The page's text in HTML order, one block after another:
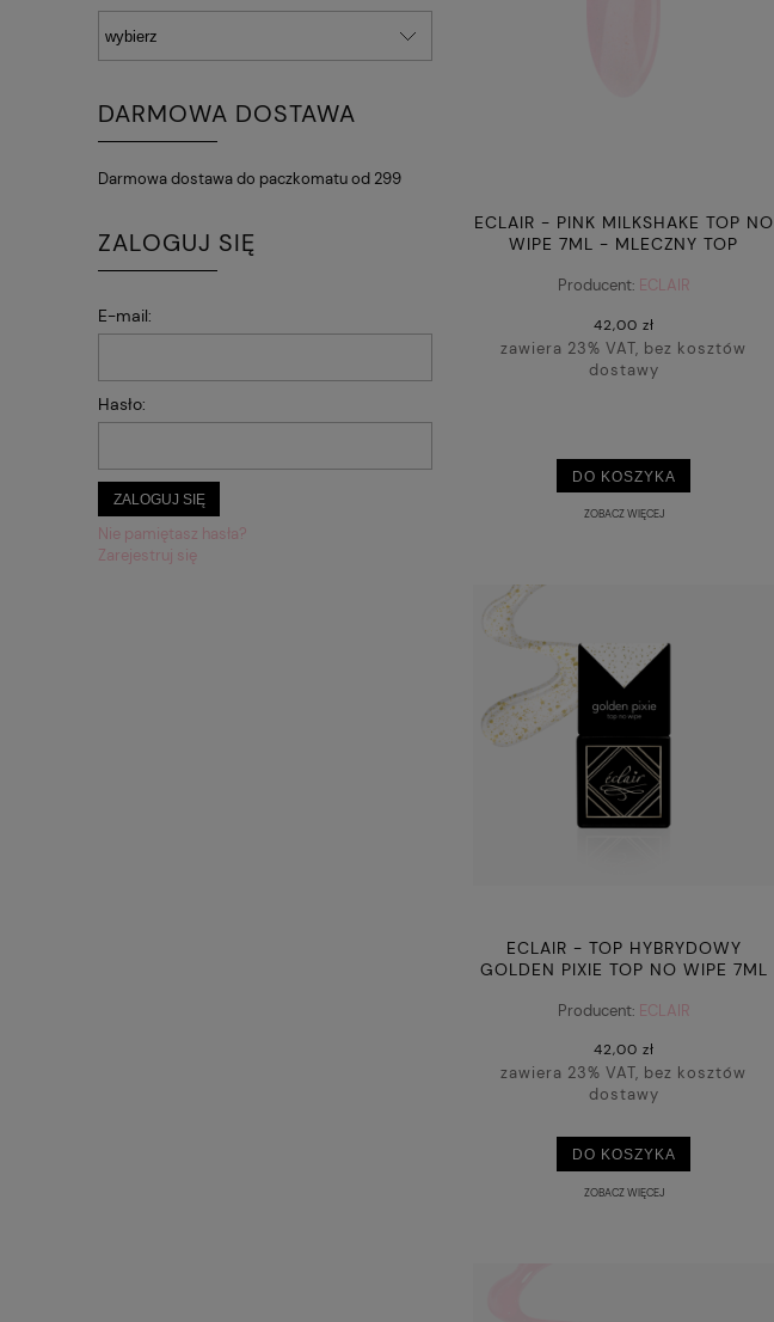
DARMOWA DOSTAWA
Darmowa dostawa do paczkomatu od 299
ZALOGUJ SIĘ
E-mail:
Hasło:
ZALOGUJ SIĘ
Nie pamiętasz hasła?
Zarejestruj się
ECLAIR - PINK MILKSHAKE TOP NO
WIPE 7ML - MLECZNY TOP
Producent: ECLAIR
42,00 zł
zawiera 23% VAT, bez kosztów
dostawy
DO KOSZYKA
ZOBACZ WIĘCEJ
ECLAIR - TOP HYBRYDOWY
GOLDEN PIXIE TOP NO WIPE 7ML
Producent: ECLAIR
42,00 zł
zawiera 23% VAT, bez kosztów
dostawy
DO KOSZYKA
ZOBACZ WIĘCEJ